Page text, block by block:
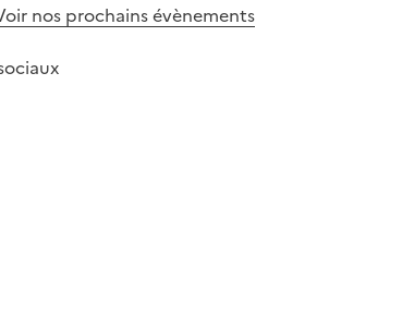
nos prochains évènements